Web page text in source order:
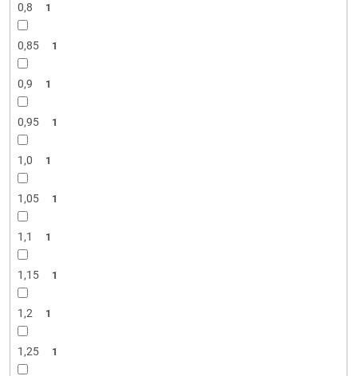
0,8 1
0,85 1
0,9 1
0,95 1
1,0 1
1,05 1
1,1 1
1,15 1
1,2 1
1,25 1